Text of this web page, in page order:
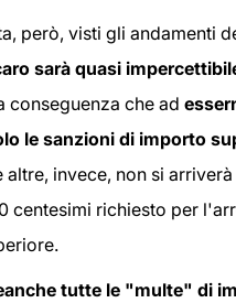
però, visti gli andamenti
sarà quasi
conseguenza che ad
le sanzioni di importo
altre, invece, non si
centesimi richiesto per
tutte le "multe" di